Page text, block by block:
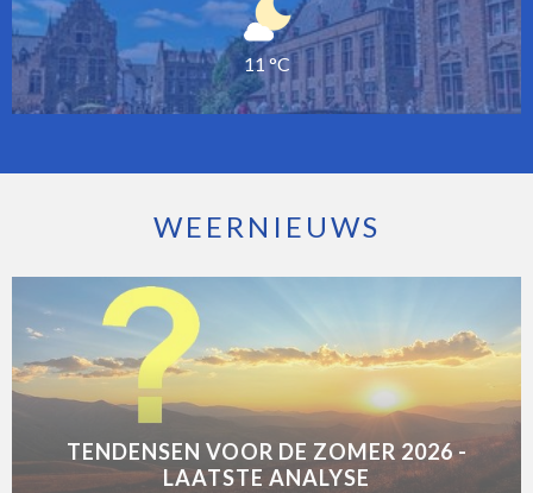
11 °C
WEERNIEUWS
TENDENSEN VOOR DE ZOMER 2026 -
LAATSTE ANALYSE